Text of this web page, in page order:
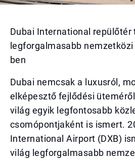
Dubai International repülőtér
legforgalmasabb
ben
Dubai nemcsak a luxusról,
elképesztő fejlődési
világ egyik legfontosabb
csomópontjaként is ismert.
International Airport (DXB)
világ legforgalmasabb